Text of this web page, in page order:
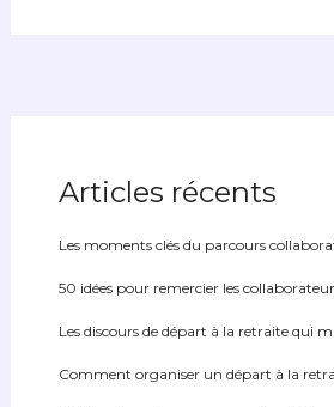
Articles récents
Les moments clés du parcours
50 idées pour remercier les
Les discours de départ à la retraite qui
Comment organiser un départ à la